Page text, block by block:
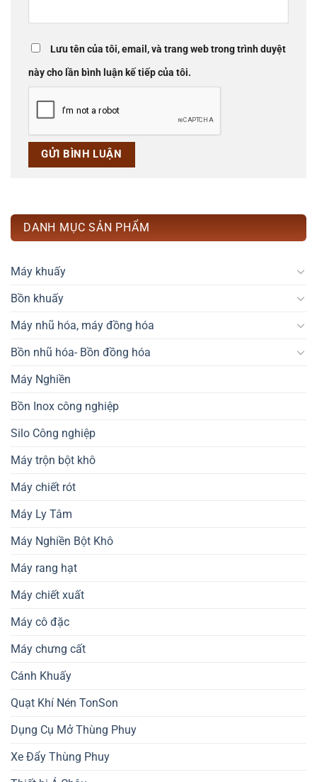
Lưu tên của tôi, email, và trang web trong trình duyệt
này cho lần bình luận kế tiếp của tôi.
DANH MỤC SẢN PHẨM
Máy khuấy
Bồn khuấy
Máy nhũ hóa, máy đồng hóa
Bồn nhũ hóa- Bồn đồng hóa
Máy Nghiền
Bồn Inox công nghiệp
Silo Công nghiệp
Máy trộn bột khô
Máy chiết rót
Máy Ly Tâm
Máy Nghiền Bột Khô
Máy rang hạt
Máy chiết xuất
Máy cô đặc
Máy chưng cất
Cánh Khuấy
Quạt Khí Nén TonSon
Dụng Cụ Mở Thùng Phuy
Xe Đẩy Thùng Phuy